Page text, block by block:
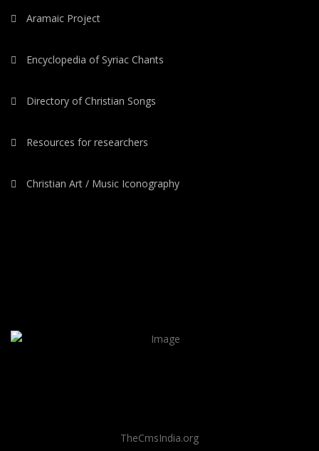
Aramaic Project
Encyclopedia of Syriac Chants
Directory of Christian Songs
Resources for researchers
Christian Art / Music Iconography
TheCmsIndia.org